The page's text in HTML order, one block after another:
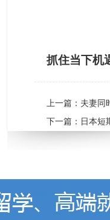
抓住当下机
上一篇： 夫妻同
下一篇： 日本短